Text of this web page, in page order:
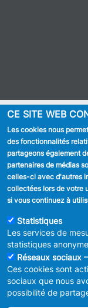
© 2026
du Conseil 1
CE SITE WEB
Les cookies nous
des fonctionnalités
partageons également
partenaires de médias
celles-ci avec d'autres
collectées lors de votre
si vous continuez à
Statistiques
Les services de
statistiques
Réseaux sociaux
Ces cookies sont
sociaux que nous
possibilité de